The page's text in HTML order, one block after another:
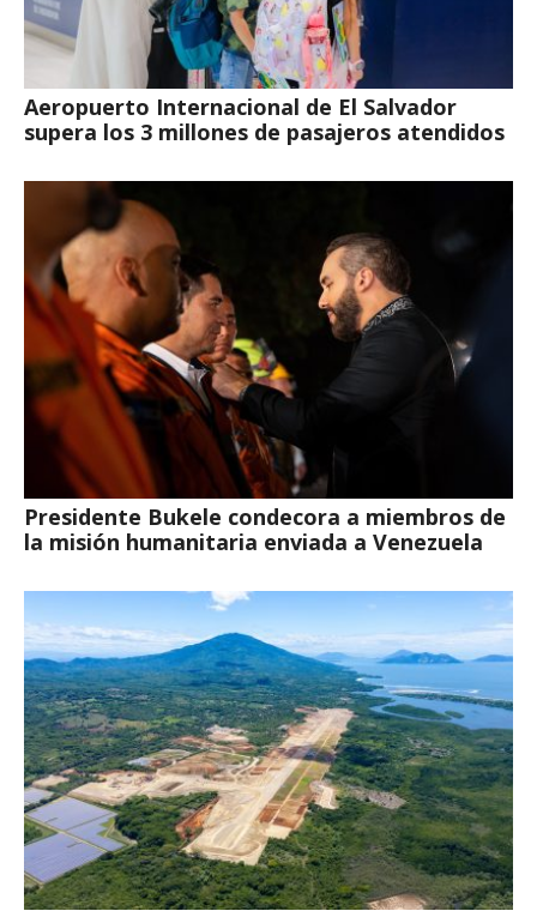
Aeropuerto Internacional de El Salvador
supera los 3 millones de pasajeros atendidos
Presidente Bukele condecora a miembros de
la misión humanitaria enviada a Venezuela